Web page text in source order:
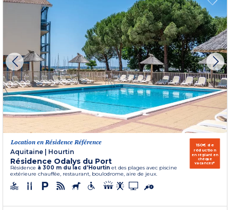
Location en Résidence Référence
Aquitaine
Hourtin
Résidence Odalys du Port
Résidence à 300 m du lac d'Hourtin et des plages avec piscine
extérieure chauffée, restaurant, boulodrome, aire de jeux.
150€ de
réduction
en réglant en
chèque
vacances*